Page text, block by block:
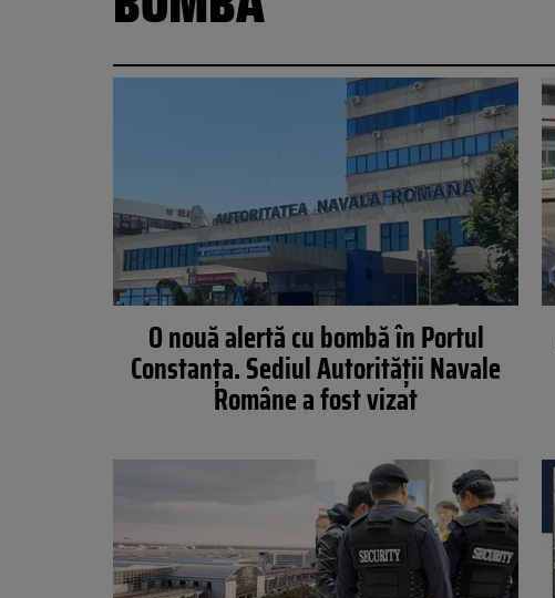
O nouă alertă cu bombă în Portul
Constanța. Sediul Autorității Navale
Române a fost vizat